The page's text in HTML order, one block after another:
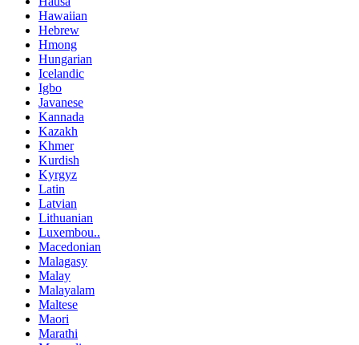
Hawaiian
Hebrew
Hmong
Hungarian
Icelandic
Igbo
Javanese
Kannada
Kazakh
Khmer
Kurdish
Kyrgyz
Latin
Latvian
Lithuanian
Luxembou..
Macedonian
Malagasy
Malay
Malayalam
Maltese
Maori
Marathi